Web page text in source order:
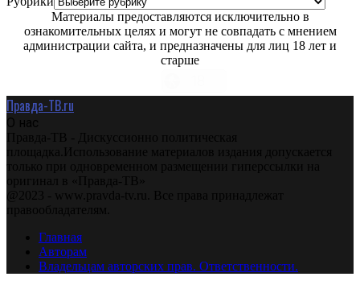
Материалы предоставляются исключительно в
ознакомительных целях и могут не совпадать с мнением
администрации сайта, и предназначены для лиц 18 лет и
старше
Правда-ТВ.ru
О нас
Правда-ТВ - Дискуссионно политическая
площадка.Использование материалов издания допускается
только при одновременном размещении гиперссылки на
оригинал в «Правда-ТВ»
@2023 - www.pravda-tv.ru. Все права принадлежат
правообладателям.
Главная
Авторам
Владельцам авторских прав. Ответственности.